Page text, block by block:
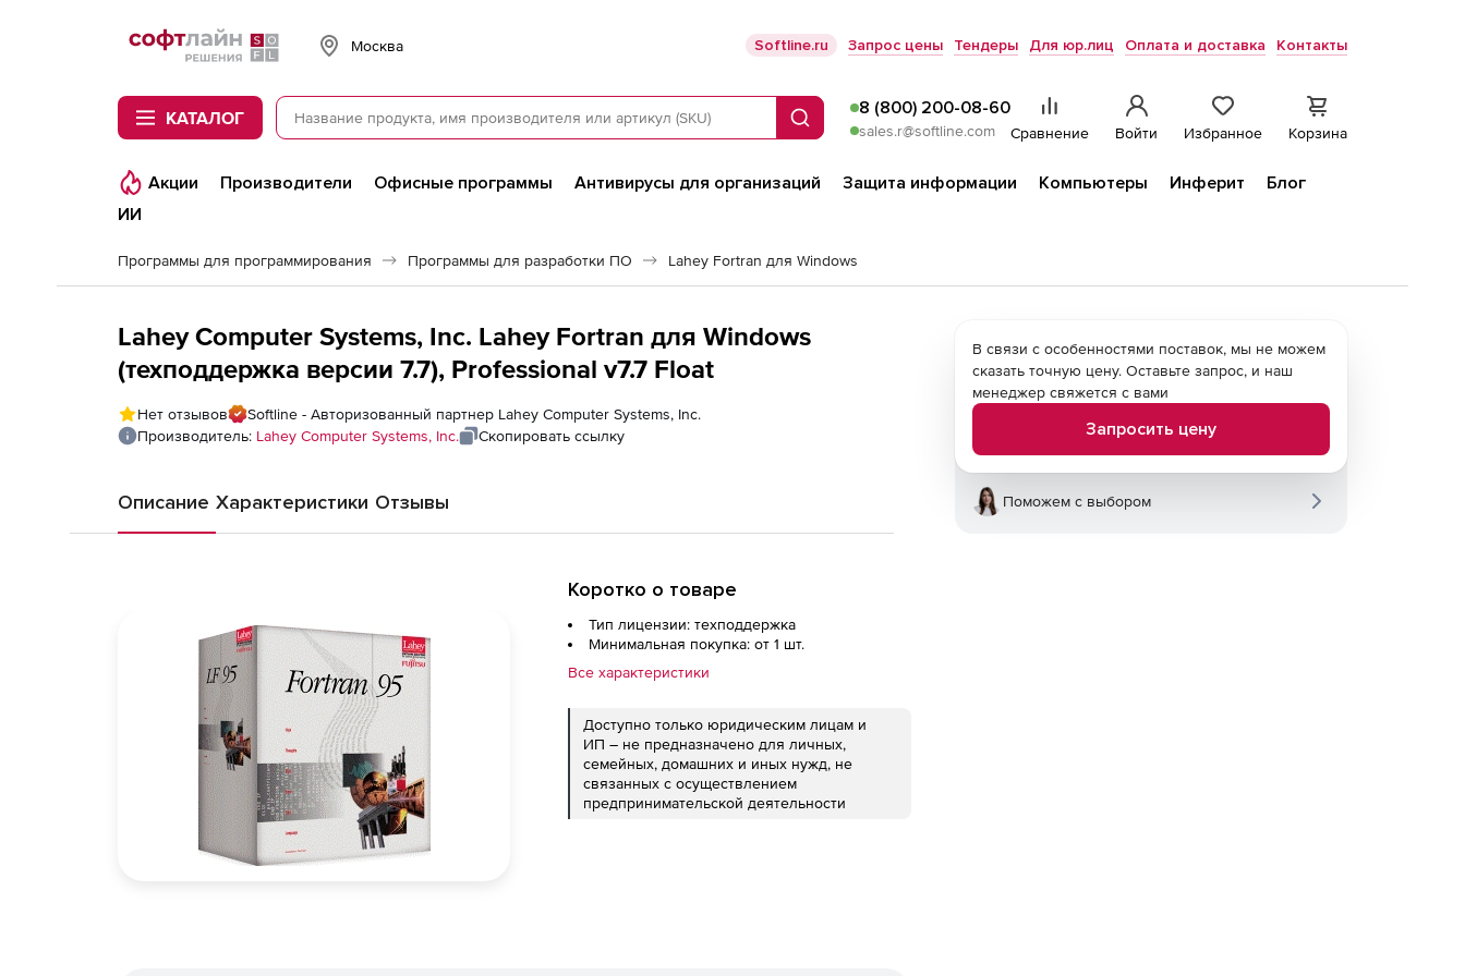
Softline
Москва Softline.ru Запрос цены Тендеры Для юр.лиц Оплата и доставка Контакты
КАТАЛОГ Поиск
8 (800) 200-08-60
sales.r@softline.com Сравнение Войти Избранное Корзина
Акции Производители Офисные программы Антивирусы для организаций Защита информации Компьютеры Инферит
Блог
ИИ
Программы для программирования Программы для разработки ПО Lahey Fortran для Windows
Lahey Computer Systems, Inc. Lahey Fortran для Windows
(техподдержка версии 7.7), Professional v7.7 Float
Нет отзывов
Softline - Авторизованный партнер Lahey Computer Systems, Inc.
Производитель: Lahey Computer Systems, Inc. Скопировать ссылку
Описание Характеристики Отзывы
Коротко о товаре
Тип лицензии: техподдержка
Минимальная покупка: от 1 шт.
Все характеристики
Доступно только юридическим лицам и
ИП – не предназначено для личных,
семейных, домашних и иных нужд, не
связанных с осуществлением
предпринимательской деятельности
В связи с особенностями поставок, мы не можем
сказать точную цену. Оставьте запрос, и наш
менеджер свяжется с вами
Запросить цену
Поможем с выбором